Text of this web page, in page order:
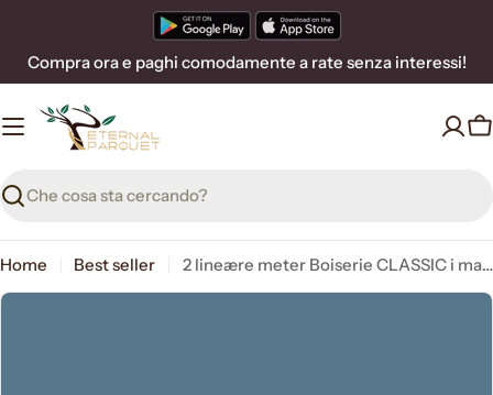
contenuto
Compra ora e paghi comodamente a rate senza interessi!
Ricerca
Home Best seller 2 lineære meter Boiserie CLASSIC i massivt træ af Ayous hvidlakeret all inclusive (200Lx100Hcm)